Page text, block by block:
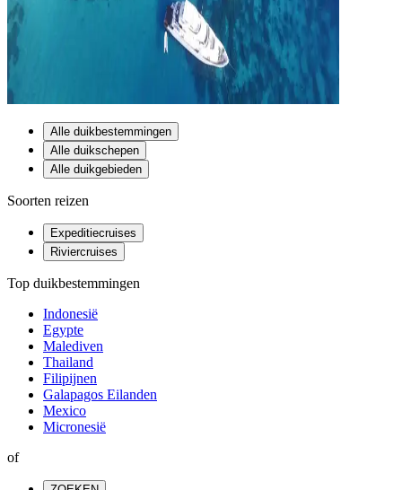
Alle duikbestemmingen
Alle duikschepen
Alle duikgebieden
Soorten reizen
Expeditiecruises
Riviercruises
Top duikbestemmingen
Indonesië
Egypte
Malediven
Thailand
Filipijnen
Galapagos Eilanden
Mexico
Micronesië
of